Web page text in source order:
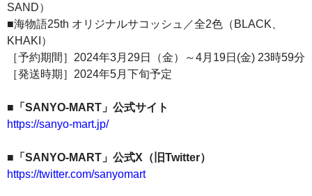
SAND）
■海物語25th オリジナルサコッシュ／全2色（BLACK、
KHAKI）
［予約期間］2024年3月29日（金）～4月19日(金) 23時59分
［発送時期］2024年5月下旬予定
■「SANYO-MART」公式サイト
https://sanyo-mart.jp/
■「SANYO-MART」公式X（旧Twitter）
https://twitter.com/sanyomart